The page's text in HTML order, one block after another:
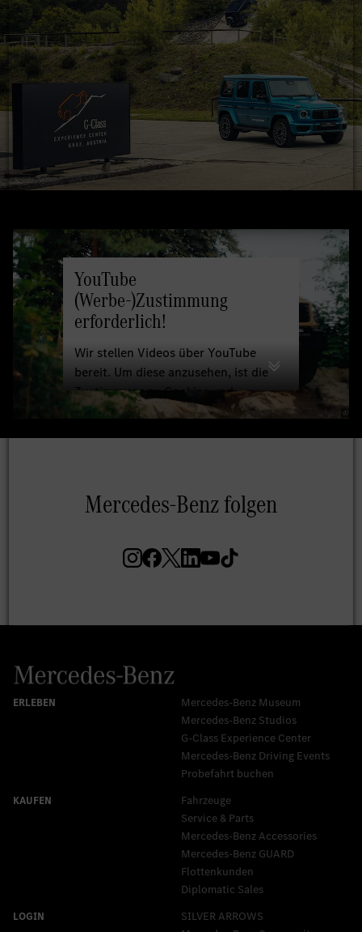
Mercedes-Benz Museum
Mercedes-Benz Studios
G-Class Experience Center
Mercedes-Benz Driving Events
Probefahrt buchen
Fahrzeuge
Service & Parts
Mercedes-Benz Accessories
Mercedes‑Benz GUARD
Flottenkunden
Diplomatic Sales
SILVER ARROWS